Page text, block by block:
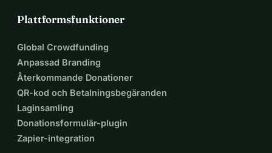
Plattformsfunktioner
Global Crowdfunding
Anpassad Branding
Återkommande Donationer
QR-kod och Betalningsbegäranden
Laginsamling
Donationsformulär-plugin
Zapier-integration